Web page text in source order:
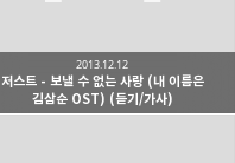
저스트 - 보낼 수 없는 사랑 (내 이름은
김삼순 OST) (듣기/가사)
2013.12.12